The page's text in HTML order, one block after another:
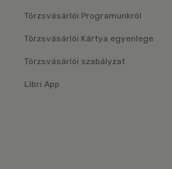
Törzsvásárlói Programunkról
Törzsvásárlói Kártya egyenlege
Törzsvásárlói szabályzat
Libri App